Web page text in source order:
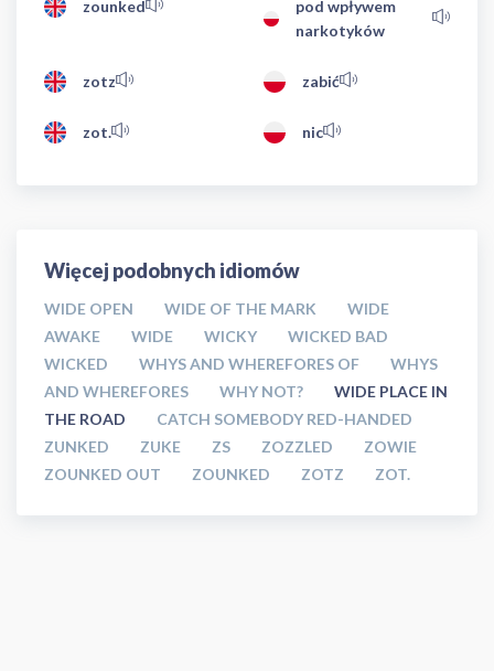
zounked
pod wpływem
narkotyków
zotz zabić
zot. nic
Więcej podobnych idiomów
WIDE OPEN WIDE OF THE MARK
WIDE
AWAKE
WIDE WICKY
WICKED BAD
WICKED
WHYS AND WHEREFORES OF
WHYS
AND WHEREFORES
WHY NOT?
WIDE PLACE IN
THE ROAD
CATCH SOMEBODY RED-HANDED
ZUNKED
ZUKE ZS ZOZZLED
ZOWIE
ZOUNKED OUT
ZOUNKED ZOTZ ZOT.